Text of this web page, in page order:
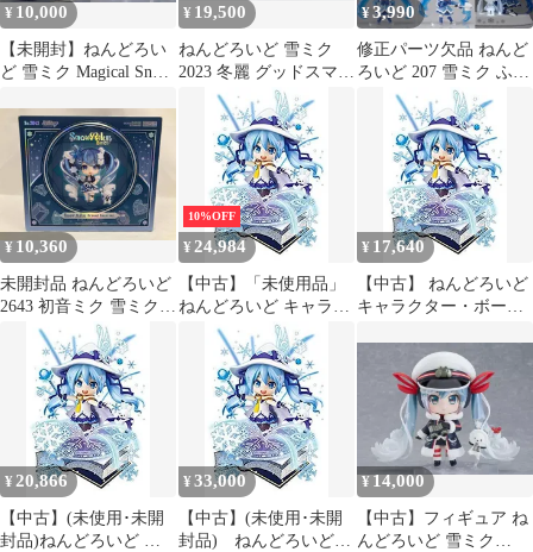
¥ 10,000
【未開封】ねんどろい
ど 雪ミク Magical Snow
¥ 19,500
ねんどろいど 雪ミク
2023 冬麗 グッドスマイ
ルカンパニー
¥3,990
修正パーツ欠品 ねんど
ろいど 207 雪ミク ふわ
ふわコートVer. キャラ
クター・ボーカル・シ
リーズ01 初音ミク 完成
品 フィギュア ワンフェ
ス2012冬&第63回さっ
ぽろ雪まつり限定 グッ
ドスマイルカンパニー
¥ 10,360
未開封品 ねんどろいど
2643 初音ミク 雪ミク
Crystal Snow Ver.
WF2025冬先行販売 ボｰ
カロイド
10%OFF
¥ 24,984
【中古】「未使用品」
ねんどろいど キャラク
ター・ボーカル・シリ
ーズ01 初音ミク 雪ミク
Magical Snow Ver. ノン
スケール ABS&PVC製
塗装済み可動フィギュ
¥ 17,640
【中古】 ねんどろいど
キャラクター・ボーカ
ク 雪ミク Magical Snow
Ver. ノンスケール
ABS&PVC製 塗装済み
可動フィギュア
¥ 20,866
【中古】(未使用･未開
封品)ねんどろいど キ
¥33,000
【中古】(未使用･未開
封品) ねんどろいど
¥14,000
【中古】フィギュア ね
んどろいど 雪ミク